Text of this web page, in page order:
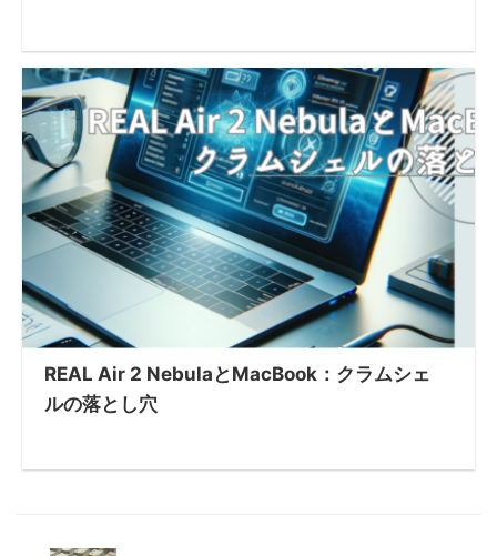
REAL Air 2 NebulaとMacBook：クラムシェ
ルの落とし穴